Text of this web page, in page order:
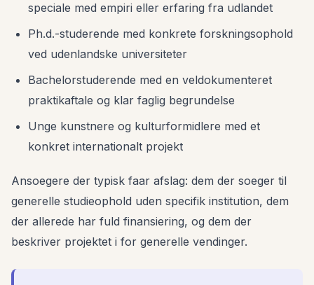
speciale med empiri eller erfaring fra udlandet
Ph.d.-studerende med konkrete forskningsophold
ved udenlandske universiteter
Bachelorstuderende med en veldokumenteret
praktikaftale og klar faglig begrundelse
Unge kunstnere og kulturformidlere med et
konkret internationalt projekt
Ansoegere der typisk faar afslag: dem der soeger til
generelle studieophold uden specifik institution, dem
der allerede har fuld finansiering, og dem der
beskriver projektet i for generelle vendinger.